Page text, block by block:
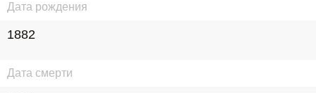
Дата рождения
1882
Дата смерти